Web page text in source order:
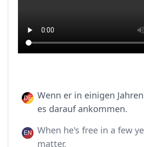
Wenn er in einigen
es darauf ankommen.
When he's free in a few
matter.